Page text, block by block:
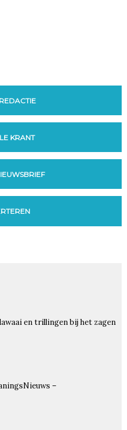
KRANT
en trillingen bij het zagen
–